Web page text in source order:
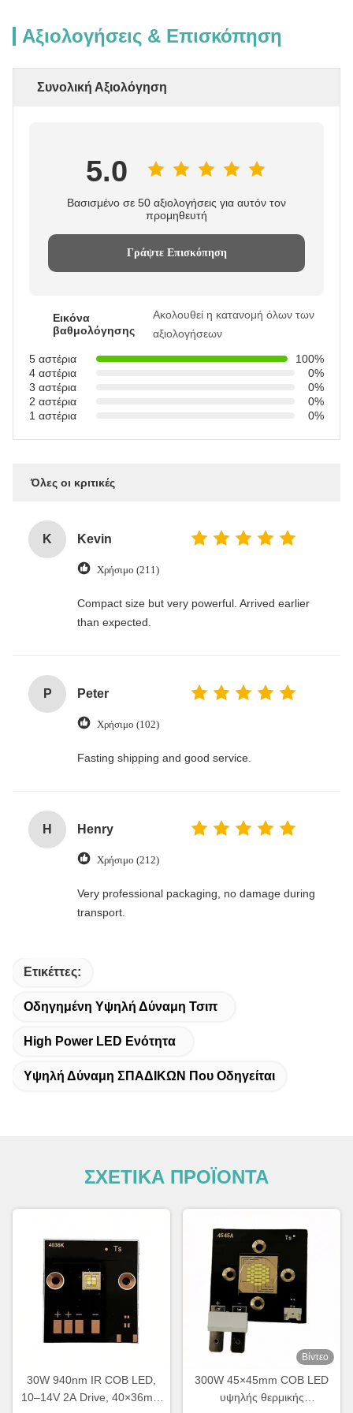
Αξιολογήσεις & Επισκόπηση
Συνολική Αξιολόγηση
5.0
Βασισμένο σε 50 αξιολογήσεις για αυτόν τον
προμηθευτή
Γράψτε Επισκόπηση
Εικόνα
βαθμολόγησης
Ακολουθεί η κατανομή όλων των
αξιολογήσεων
5 αστέρια
100%
4 αστέρια
0%
3 αστέρια
0%
2 αστέρια
0%
1 αστέρια
0%
Όλες οι κριτικές
K Kevin
Χρήσιμο (211)
Compact size but very powerful. Arrived earlier
than expected.
P Peter
Χρήσιμο (102)
Fasting shipping and good service.
H Henry
Χρήσιμο (212)
Very professional packaging, no damage during
transport.
Ετικέττες:
Οδηγημένη Υψηλή Δύναμη Τσιπ
High Power LED Ενότητα
Υψηλή Δύναμη ΣΠΑΔΙΚΩΝ Που Οδηγείται
ΣΧΕΤΙΚΑ ΠΡΟΪΟΝΤΑ
30W 940nm IR COB LED,
10–14V 2A Drive, 40×36mm
Βίντεο
300W 45×45mm COB LED
υψηλής θερμικής